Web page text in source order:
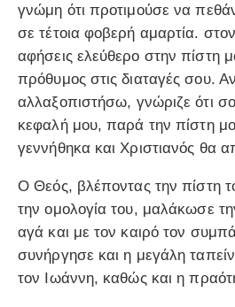
γνώμη ότι προτιμούσε να
σε τέτοια φοβερή αμαρτία.
αφήσεις ελεύθερο στην πίστη
πρόθυμος στις διαταγές σου.
αλλαξοπιστήσω, γνώριζε ότι
κεφαλή μου, παρά την πίστη
γεννήθηκα και Χριστιανός θα
Ο Θεός, βλέποντας την πίστη
την ομολογία του, μαλάκωσε
αγά και με τον καιρό τον
συνήργησε και η μεγάλη
τον Ιωάννη, καθώς και η